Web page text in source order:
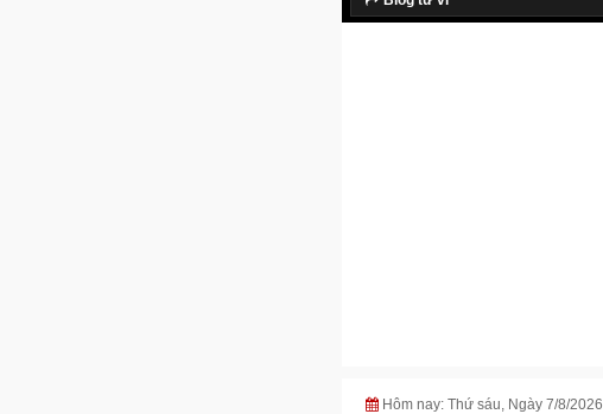
Hôm nay: Thứ sáu, Ngày 7/8/2026